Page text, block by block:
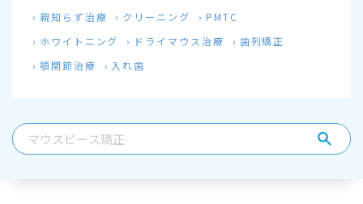
親知らず治療
クリーニング
PMTC
ホワイトニング
ドライマウス治療
歯列矯正
顎関節治療
入れ歯